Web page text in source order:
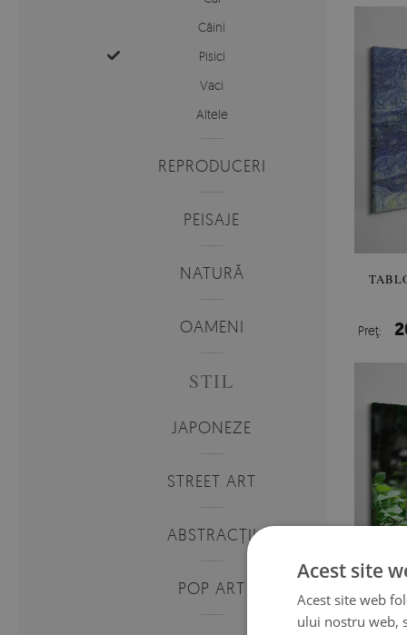
Câini
Pisici
Vaci
Altele
REPRODUCERI
PEISAJE
NATURĂ
OAMENI
STIL
JAPONEZE
STREET ART
ABSTRACȚII
POP ART
Preţ:
Acest site
Acest site web
ului nostru web,